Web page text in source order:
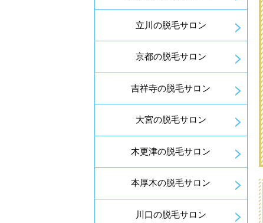
立川の脱毛サロン
京都の脱毛サロン
吉祥寺の脱毛サロン
大宮の脱毛サロン
木更津の脱毛サロン
本厚木の脱毛サロン
川口の脱毛サロン